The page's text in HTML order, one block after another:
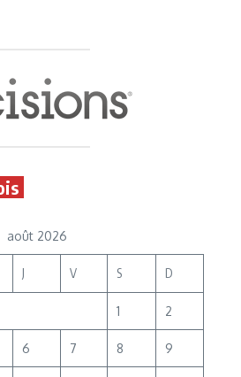
août 2026
J V S D
1 2
6 7 8 9